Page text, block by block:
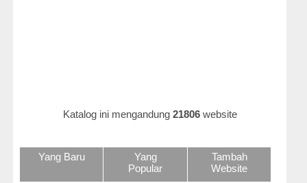
dan
Keluarga
Katalog ini mengandung 21806website
Yang Baru
Yang
Popular
Tambah
Website